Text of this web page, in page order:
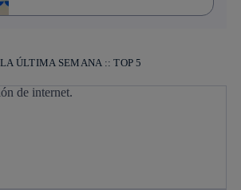
ÚLTIMA SEMANA :: TOP 5